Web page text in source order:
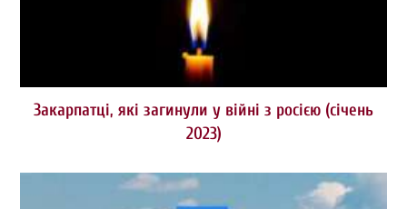
Закарпатці, які загинули у війні з росією (січень
2023)